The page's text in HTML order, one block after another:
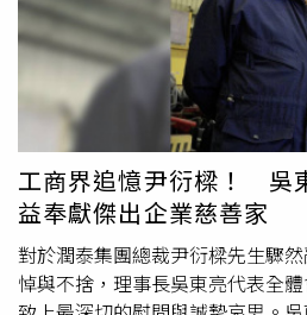
「把兒子的名字持續留在世上，我
了更多孩子。」以大愛
化解恨意
CTWANT》提醒您：拒絕毒品，
會：張老師專線1980、安心專線
天，讓快樂不只停留在旋律裡，而
的日常儀式感。」眼尖的粉絲也發
為當兵沒有參與這首歌曲的三位
辰，以非常逗趣的方式現身在
聽音樂的祖安床上有一張「
出現的卻是由動物組成員的樂團，
鴨子、兔子和梅花鹿，分別對映著
愛，也讓粉絲驚喜不已，表示：「
的是團魂滿滿。周祖安、林煥鈞
（圖／索尼音樂提供）
工商界追憶尹衍樑！ 吳
益奉獻傑出企業慈善家
對於潤泰集團總裁尹衍樑先生驟
悼與不捨，理事長吳東亮代表全